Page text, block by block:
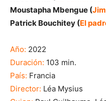
Moustapha Mbengue (
Patrick Bouchitey (El
Año: 2022
Duración: 103 min.
País: Francia
Director: Léa Mysius